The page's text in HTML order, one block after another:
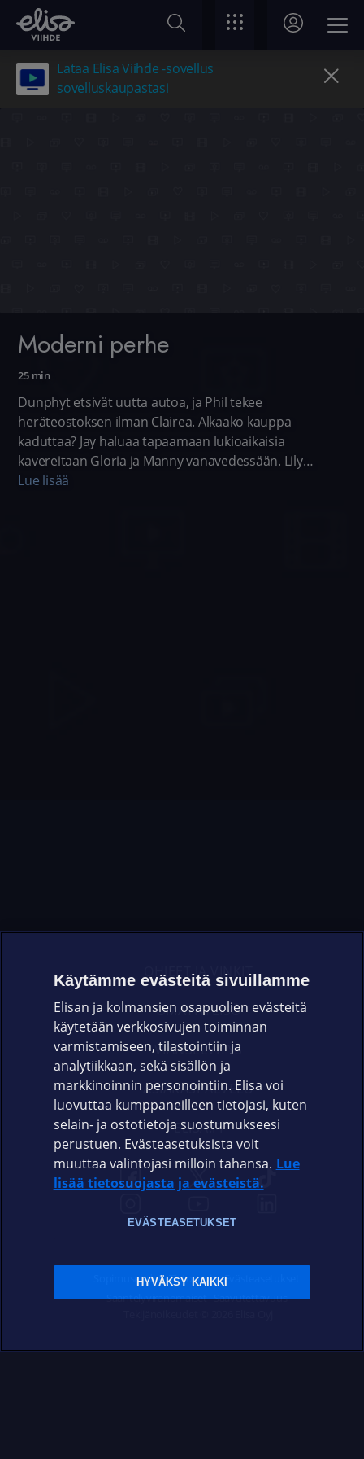
Lataa Elisa Viihde -sovellus
sovelluskaupastasi
Moderni perhe
25 min
Dunphyt etsivät uutta autoa, ja Phil tekee
heräteostoksen ilman Clairea. Alkaako kauppa
kaduttaa? Jay haluaa tapaamaan lukioaikaisia
kavereitaan Gloria ja Manny vanavedessään. Lily
hukkaa suosikkipehmolelunsa metrossa, ja Mitchillä ja
Lue lisää
OHJEET JA VINKIT
OMAYHTEISÖ
VIANSELVITYS
ASIAKASPALVELU
ELISA.FI
Sopimusehdot Tietosuoja Evästeasetukset
Sääntelyviranomaiset Saavutettavuus
Käytämme evästeitä sivuillamme
Elisan ja kolmansien osapuolien evästeitä
käytetään verkkosivujen toiminnan
varmistamiseen, tilastointiin ja
analytiikkaan, sekä sisällön ja
markkinoinnin personointiin. Elisa voi
luovuttaa kumppaneilleen tietojasi, kuten
selain- ja ostotietoja suostumukseesi
perustuen. Evästeasetuksista voit
muuttaa valintojasi milloin tahansa. Lue
lisää tietosuojasta ja evästeistä.
EVÄSTEASETUKSET
HYVÄKSY KAIKKI